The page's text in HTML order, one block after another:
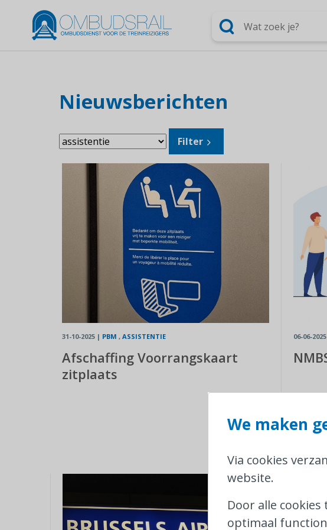
Zoeken
Nieuwsberichten
Filter
onderwerp:
Filter
31-10-2025 | PBM , ASSISTENTIE
Afschaffing Voorrangskaart
zitplaats
06-06-2025
We maken
Via cookies
website.
Door alle
optimaal